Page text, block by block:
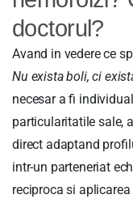
doctorul?
Avand in vedere ce
Nu exista boli, ci
necesar a fi
particularitatile sale,
direct adaptand
intr-un parteneriat
reciproca si